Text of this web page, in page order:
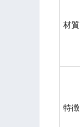
材質
特徴